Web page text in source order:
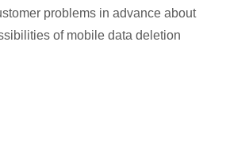
problems in advance about
of mobile data deletion